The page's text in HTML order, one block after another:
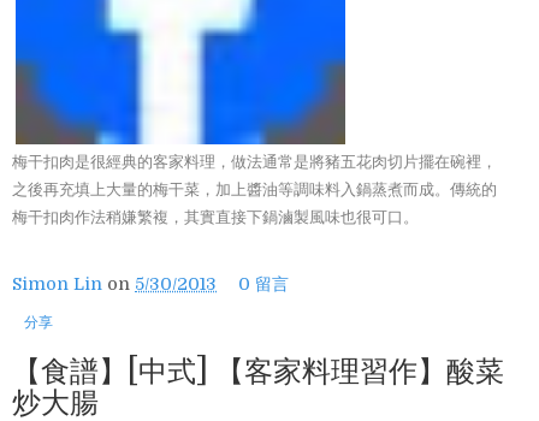
梅干扣肉是很經典的客家料理，做法通常是將豬五花肉切片擺在碗裡，
之後再充填上大量的梅干菜，加上醬油等調味料入鍋蒸煮而成。傳統的
梅干扣肉作法稍嫌繁複，其實直接下鍋滷製風味也很可口。
Simon Lin on 5/30/2013 0 留言
分享
【食譜】[中式] 【客家料理習作】酸菜
炒大腸